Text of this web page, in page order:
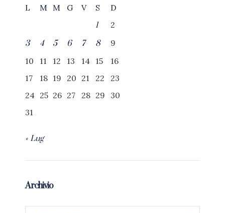
L M M G V S
D
1
2
3
4 5 6 7 8
9
10
11 12 13 14 15
16
17
18 19 20 21 22
23
24 25 26 27 28 29
30
31
« Lug
Archivio